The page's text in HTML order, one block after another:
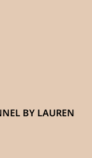
BY LAUREN